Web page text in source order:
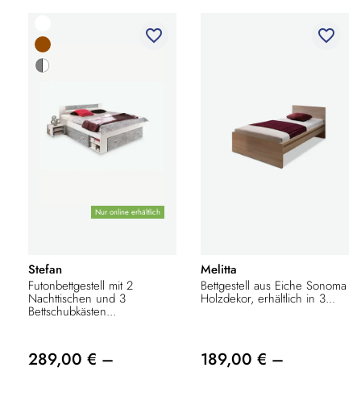
Nur online erhältlich
favorite_border
Stefan
Futonbettgestell mit 2
Nachttischen und 3
Bettschubkästen...
289,00 € –
favorite_border
Melitta
Bettgestell aus Eiche Sonoma
Holzdekor, erhältlich in 3...
189,00 € –